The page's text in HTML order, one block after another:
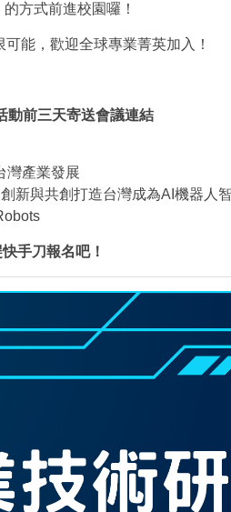
方式前進校園囉！
能，歡迎全球專業菁英加入！
動前三天寄送會議連結
灣產業發展
新與共創打造台灣成為AI機器人
手刀報名吧！